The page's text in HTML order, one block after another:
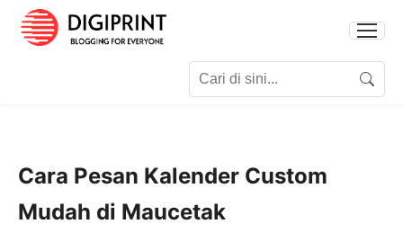
Search
Cara Pesan Kalender Custom
Mudah di Maucetak